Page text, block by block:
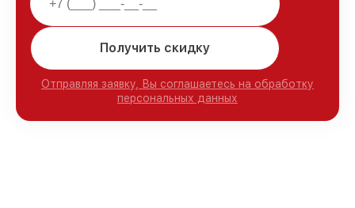
Получить скидку
Отправляя заявку, Вы соглашаетесь на обработку
персональных данных